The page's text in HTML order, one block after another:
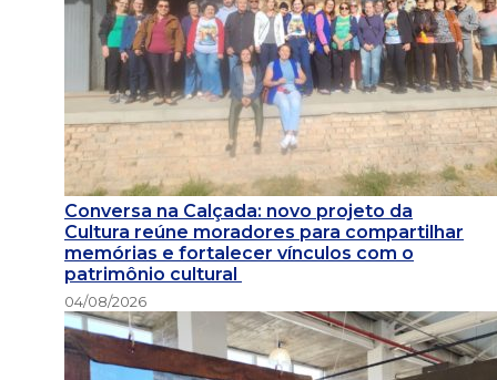
Conversa na Calçada: novo projeto da
Cultura reúne moradores para compartilhar
memórias e fortalecer vínculos com o
patrimônio cultural
04/08/2026